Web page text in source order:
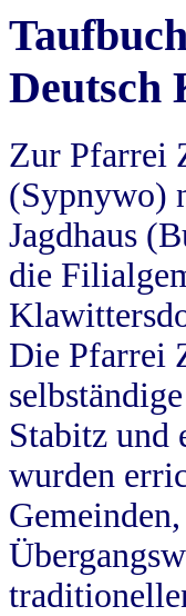
Deutsch
Zur Pfarrei
(Sypnywo)
Jagdhaus
die
Die Pfarrei
Stabitz und
wurden